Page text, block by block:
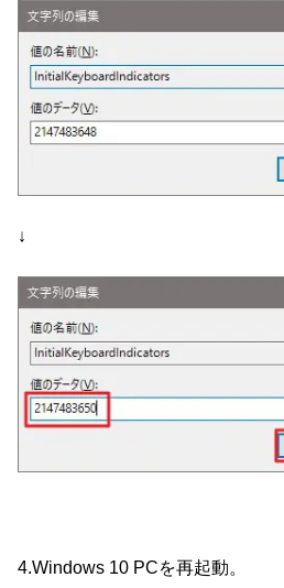
↓
4.Windows 10 PCを再起動。